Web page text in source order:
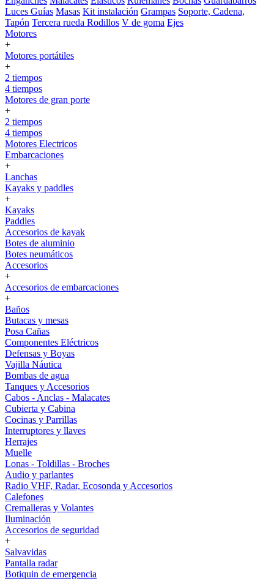
Luces Guías Masas Kit instalación Grampas Soporte, Cadena,
Tapón Tercera rueda Rodillos V de goma Ejes
Motores
+
Motores portátiles
+
2 tiempos
4 tiempos
Motores de gran porte
+
2 tiempos
4 tiempos
Motores Electricos
Embarcaciones
+
Lanchas
Kayaks y paddles
+
Kayaks
Paddles
Accesorios de kayak
Botes de aluminio
Botes neumáticos
Accesorios
+
Accesorios de embarcaciones
+
Baños
Butacas y mesas
Posa Cañas
Componentes Eléctricos
Defensas y Boyas
Vajilla Náutica
Bombas de agua
Tanques y Accesorios
Cabos - Anclas - Malacates
Cubierta y Cabina
Cocinas y Parrillas
Interruptores y llaves
Herrajes
Muelle
Lonas - Toldillas - Broches
Audio y parlantes
Radio VHF, Radar, Ecosonda y Accesorios
Calefones
Cremalleras y Volantes
Iluminación
Accesorios de seguridad
+
Salvavidas
Pantalla radar
Botiquin de emergencia